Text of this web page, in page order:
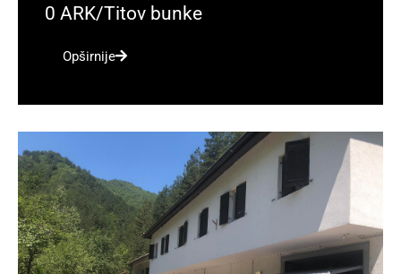
0 ARK/Titov bunke
Opširnije